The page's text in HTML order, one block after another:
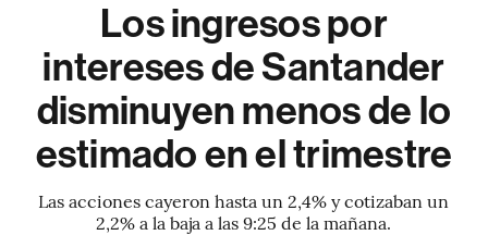
Los ingresos por
intereses de Santander
disminuyen menos de lo
estimado en el trimestre
Las acciones cayeron hasta un 2,4% y cotizaban un
2,2% a la baja a las 9:25 de la mañana.